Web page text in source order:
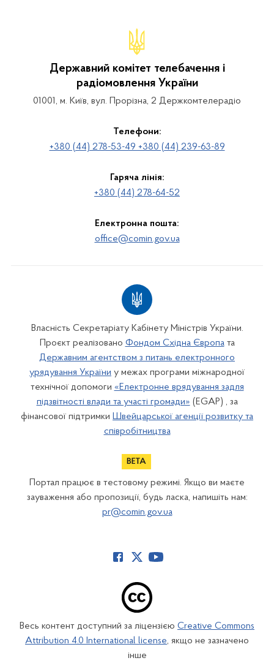
Державний комітет телебачення і
радіомовлення України
01001, м. Київ, вул. Прорізна, 2 Держкомтелерадіо
Телефони:
+380 (44) 278-53-49 +380 (44) 239-63-89
Гаряча лінія:
+380 (44) 278-64-52
Електронна пошта:
office@comin.gov.ua
Власність Секретаріату Кабінету Міністрів України.
Проєкт реалізовано Фондом Східна Європата
Державним агентством з питань електронного
урядування України у межах програми міжнародної
технічної допомоги «Електронне врядування задля
підзвітності влади та участі громади» (EGAP) , за
фінансової підтримки Швейцарської агенції розвитку та
співробітництва
Портал працює в тестовому режимі. Якщо ви маєте
зауваження або пропозиції, будь ласка, напишіть нам:
pr@comin.gov.ua
Весь контент доступний за ліцензією Creative Commons
Attribution 4.0 International license, якщо не зазначено
інше